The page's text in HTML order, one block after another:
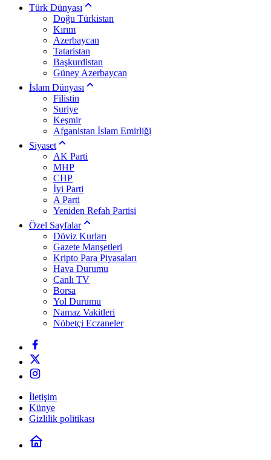
Türk Dünyası
Doğu Türkistan
Kırım
Azerbaycan
Tataristan
Başkurdistan
Güney Azerbaycan
İslam Dünyası
Filistin
Suriye
Keşmir
Afganistan İslam Emirliği
Siyaset
AK Parti
MHP
CHP
İyi Parti
A Parti
Yeniden Refah Partisi
Özel Sayfalar
Döviz Kurları
Gazete Manşetleri
Kripto Para Piyasaları
Hava Durumu
Canlı TV
Borsa
Yol Durumu
Namaz Vakitleri
Nöbetçi Eczaneler
İletişim
Künye
Gizlilik politikası